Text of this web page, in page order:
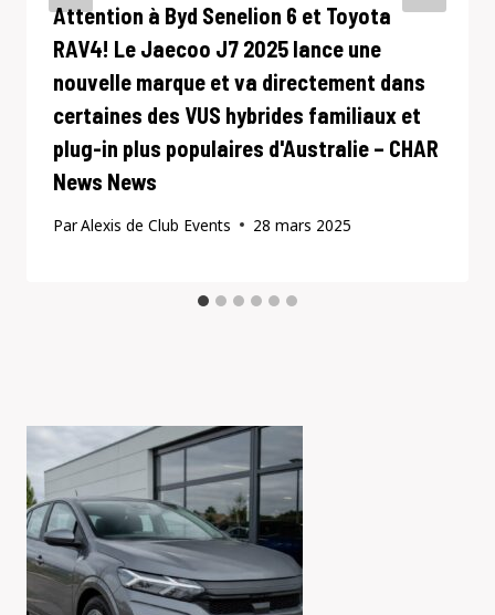
Attention à Byd Senelion 6 et Toyota
RAV4! Le Jaecoo J7 2025 lance une
nouvelle marque et va directement dans
certaines des VUS hybrides familiaux et
plug-in plus populaires d'Australie – CHAR
News News
ParAlexis de Club Events 28 mars 2025